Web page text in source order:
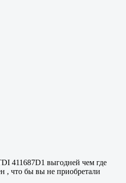
411687D1 выгодней чем где
, что бы вы не приобретали